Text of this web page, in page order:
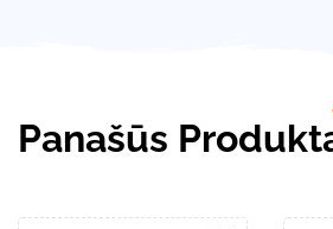
Panašūs